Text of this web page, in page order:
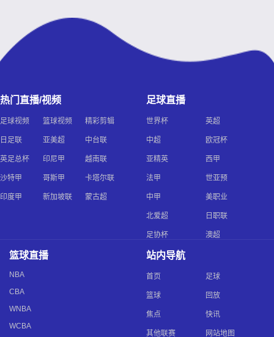
热门直播/视频
足球视频 篮球视频 精彩剪辑
日足联 亚美超 中台联
英足总杯 印尼甲 越南联
沙特甲 哥斯甲 卡塔尔联
印度甲 新加坡联 蒙古超
足球直播
世界杯 英超
中超 欧冠杯
亚精英 西甲
法甲 世亚预
中甲 美职业
北爱超 日职联
足协杯 澳超
篮球直播
NBA
CBA
WNBA
WCBA
站内导航
首页 足球
篮球 回放
焦点 快讯
其他联赛 网站地图